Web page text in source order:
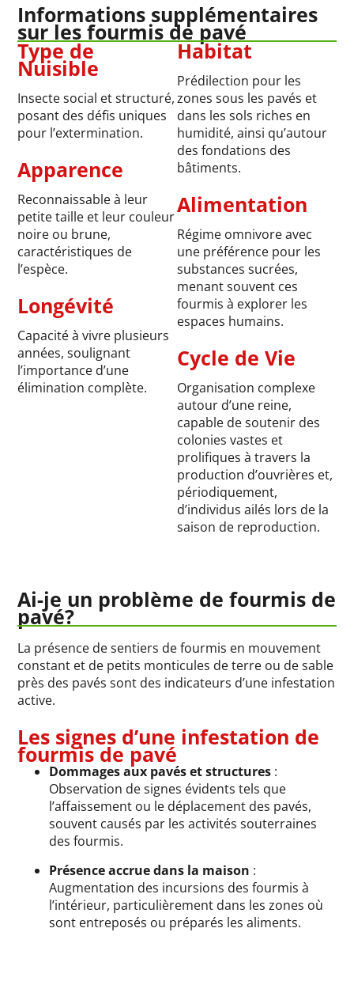
Informations supplémentaires
sur les fourmis de pavé
Type de
Nuisible
Insecte social et structuré,
posant des défis uniques
pour l’extermination.
Apparence
Reconnaissable à leur
petite taille et leur couleur
noire ou brune,
caractéristiques de
l’espèce.
Longévité
Capacité à vivre plusieurs
années, soulignant
l’importance d’une
élimination complète.
Habitat
Prédilection pour les
zones sous les pavés et
dans les sols riches en
humidité, ainsi qu’autour
des fondations des
bâtiments.
Alimentation
Régime omnivore avec
une préférence pour les
substances sucrées,
menant souvent ces
fourmis à explorer les
espaces humains.
Cycle de Vie
Organisation complexe
autour d’une reine,
capable de soutenir des
colonies vastes et
prolifiques à travers la
production d’ouvrières et,
périodiquement,
d’individus ailés lors de la
saison de reproduction.
Ai-je un problème de fourmis de
pavé?
La présence de sentiers de fourmis en mouvement
constant et de petits monticules de terre ou de sable
près des pavés sont des indicateurs d’une infestation
active.
Les signes d’une infestation de
fourmis de pavé
Dommages aux pavés et structures :
Observation de signes évidents tels que
l’affaissement ou le déplacement des pavés,
souvent causés par les activités souterraines
des fourmis.
Présence accrue dans la maison :
Augmentation des incursions des fourmis à
l’intérieur, particulièrement dans les zones où
sont entreposés ou préparés les aliments.